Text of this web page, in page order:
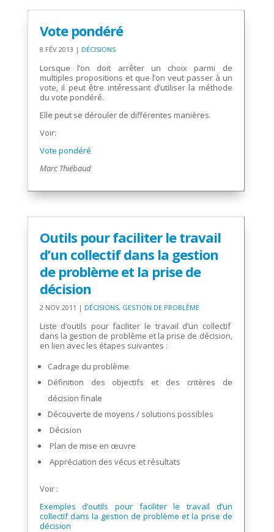
Vote pondéré
8 FÉV 2013 | DÉCISIONS
Lorsque l’on doit arrêter un choix parmi de
multiples propositions et que l’on veut passer à un
vote, il peut être intéressant d’utiliser la méthode
du vote pondéré.
Elle peut se dérouler de différentes manières.
Voir:
Vote pondéré
Marc Thiébaud
Outils pour faciliter le travail
d’un collectif dans la gestion
de problème et la prise de
décision
2 NOV 2011 | DÉCISIONS, GESTION DE PROBLÈME
Liste d’outils pour faciliter le travail d’un collectif
dans la gestion de problème et la prise de décision,
en lien avec les étapes suivantes :
Cadrage du problème
Définition des objectifs et des critères de
décision finale
Découverte de moyens / solutions possibles
Décision
Plan de mise en œuvre
Appréciation des vécus et résultats
Voir :
Exemples d’outils pour faciliter le travail d’un
collectif dans la gestion de problème et la prise de
décision